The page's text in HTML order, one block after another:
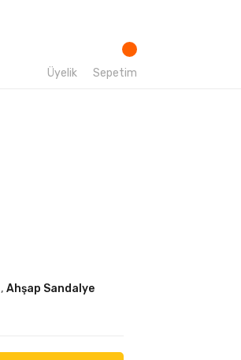
Üyelik Sepetim
,Ahşap Sandalye